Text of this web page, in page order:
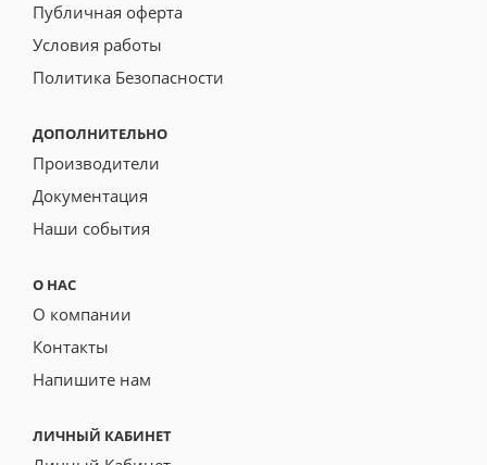
Публичная оферта
Условия работы
Политика Безопасности
ДОПОЛНИТЕЛЬНО
Производители
Документация
Наши события
О НАС
О компании
Контакты
Напишите нам
ЛИЧНЫЙ КАБИНЕТ